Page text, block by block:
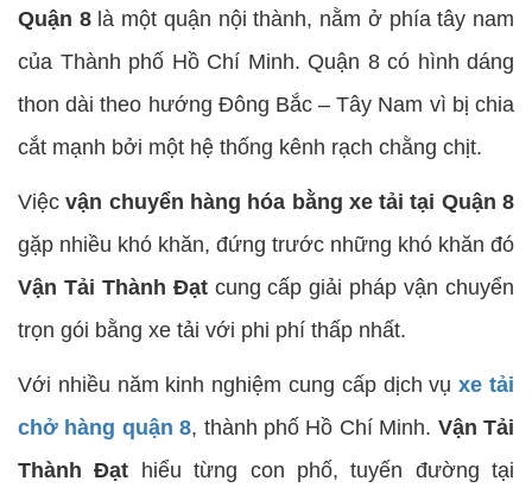
Quận 8là một quận nội thành, nằm ở phía tây nam
của Thành phố Hồ Chí Minh. Quận 8 có hình dáng
thon dài theo hướng Đông Bắc – Tây Nam vì bị chia
cắt mạnh bởi một hệ thống kênh rạch chằng chịt.
Việcvận chuyển hàng hóa bằng xe tải tại Quận 8
gặp nhiều khó khăn, đứng trước những khó khăn đó
Vận Tải Thành Đạtcung cấp giải pháp vận chuyển
trọn gói bằng xe tải với phi phí thấp nhất.
Với nhiều năm kinh nghiệm cung cấp dịch vụxe tải
chở hàng quận 8, thành phố Hồ Chí Minh. Vận Tải
Thành Đạt hiểu từng con phố, tuyến đường tại